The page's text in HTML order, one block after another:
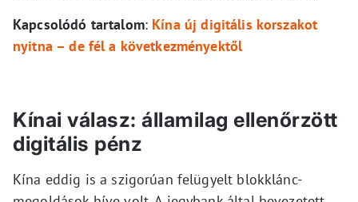
Kapcsolódó tartalom: Kína új digitális korszakot
nyitna – de fél a következményektől
Kínai válasz: államilag ellenőrzött
digitális pénz
Kína eddig is a szigorúan felügyelt blokklánc-